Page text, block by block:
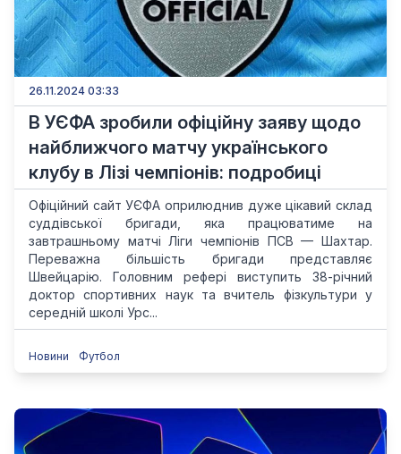
26.11.2024 03:33
В УЄФА зробили офіційну заяву щодо
найближчого матчу українського
клубу в Лізі чемпіонів: подробиці
Офіційний сайт УЄФА оприлюднив дуже цікавий склад
суддівської бригади, яка працюватиме на
завтрашньому матчі Ліги чемпіонів ПСВ — Шахтар.
Переважна більшість бригади представляє
Швейцарію. Головним рефері виступить 38-річний
доктор спортивних наук та вчитель фізкультури у
середній школі Урс...
Новини Футбол